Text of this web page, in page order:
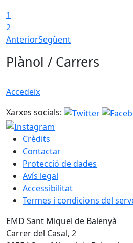
1
2
AnteriorSegüent
Plànol / Carrers
Accedeix
Xarxes socials:
Crèdits
Contactar
Protecció de dades
Avís legal
Accessibilitat
Termes i condicions del
EMD Sant Miquel de Balenyà
Carrer del Casal, 2